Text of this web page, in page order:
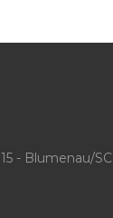
- Blumenau/SC